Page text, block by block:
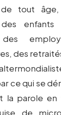
de tout
des
des
des
ce qui se
la parole
de